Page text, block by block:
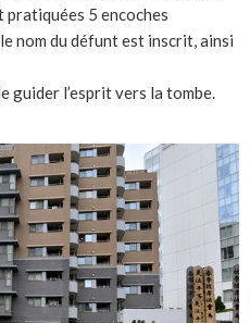
5 encoches
nom du défunt est inscrit, ainsi
l’esprit vers la tombe.